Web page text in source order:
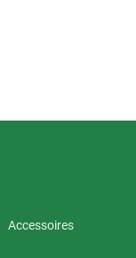
Accessoires